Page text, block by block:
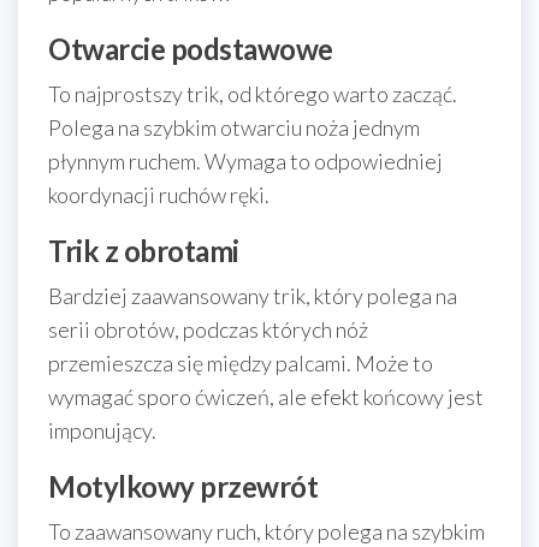
Otwarcie podstawowe
To najprostszy trik, od którego warto zacząć.
Polega na szybkim otwarciu noża jednym
płynnym ruchem. Wymaga to odpowiedniej
koordynacji ruchów ręki.
Trik z obrotami
Bardziej zaawansowany trik, który polega na
serii obrotów, podczas których nóż
przemieszcza się między palcami. Może to
wymagać sporo ćwiczeń, ale efekt końcowy jest
imponujący.
Motylkowy przewrót
To zaawansowany ruch, który polega na szybkim